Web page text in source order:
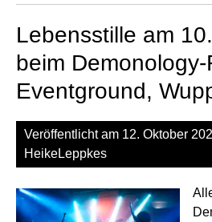
Lebensstille am
beim Demonology-
Eventground,
Veröffentlicht am 12. Oktober
HeikeLeppkes